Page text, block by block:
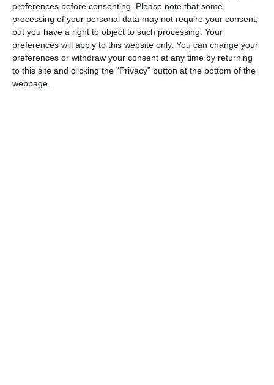
preferences before consenting.
Please note that some
processing of your personal data may not require your consent,
but you have a right to object to such processing. Your
preferences will apply to this website only. You can change your
preferences or withdraw your consent at any time by returning
to this site and clicking the "Privacy" button at the bottom of the
webpage.
În paralel se lucrează și la trotuarele care sunt
recondiționate complet, se înlocuiesc bordurile și se
montează pavele autoblocante pe strat de nisip. Sub
infrastuctura pietonală vor fi coborâte toate cablurile
aeriene actuale, iar sistemul de iluminat public va fi înlocuit
cu unul nou. Vor fi înlocuiți stâlpii actuali folosiți pentru